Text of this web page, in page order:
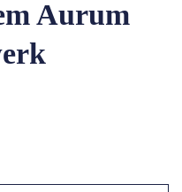
Aurum